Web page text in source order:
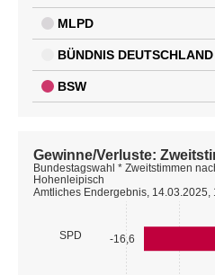
MLPD
BÜNDNIS DEUTSCHLAND
BSW
SPD -16,6
Gewinne/Verluste:
Bundestagswahl * Zweitstimmen
Hohenleipisch
Amtliches Endergebnis, 14.03.2025,